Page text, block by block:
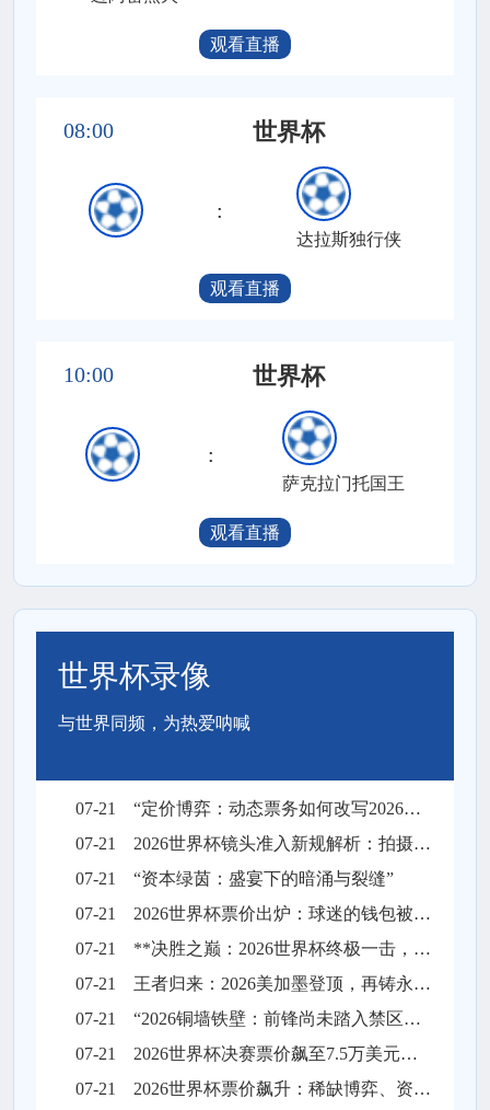
观看直播
08:00 世界杯
:
达拉斯独行侠
观看直播
10:00 世界杯
:
萨克拉门托国王
观看直播
世界杯录像
与世界同频，为热爱呐喊
07-21
“定价博弈：动态票务如何改写2026世界杯财富格局”
07-21
2026世界杯镜头准入新规解析：拍摄权限调整与现场执行要点
07-21
“资本绿茵：盛宴下的暗涌与裂缝”
07-21
2026世界杯票价出炉：球迷的钱包被迫“踢满全场”
07-21
**决胜之巅：2026世界杯终极一击，绝杀封王**
07-21
王者归来：2026美加墨登顶，再铸永恒传奇
07-21
“2026铜墙铁壁：前锋尚未踏入禁区，梦想已碎在防线之外”
07-21
2026世界杯决赛票价飙至7.5万美元，天价门票创下历史纪录
07-21
2026世界杯票价飙升：稀缺博弈、资本暗战与全球体育消费版图的结构性重塑